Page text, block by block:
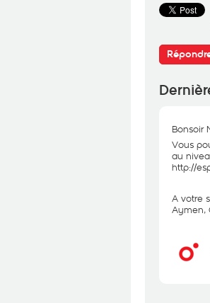
Bonsoir
Vous
au
http://
A votre
Aymen,